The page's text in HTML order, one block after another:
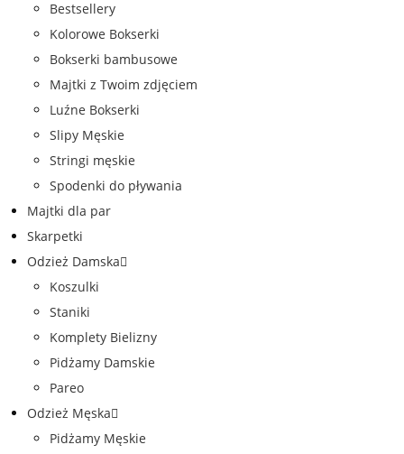
Bestsellery
Kolorowe Bokserki
Bokserki bambusowe
Majtki z Twoim zdjęciem
Luźne Bokserki
Slipy Męskie
Stringi męskie
Spodenki do pływania
Majtki dla par
Skarpetki
Odzież Damska
Koszulki
Staniki
Komplety Bielizny
Pidżamy Damskie
Pareo
Odzież Męska
Pidżamy Męskie